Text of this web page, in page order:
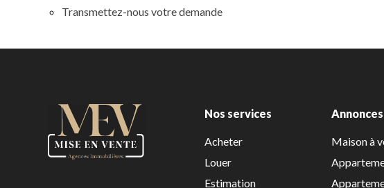
Transmettez-nous votre demande
Nos services
Acheter
Louer
Estimation
Maison à